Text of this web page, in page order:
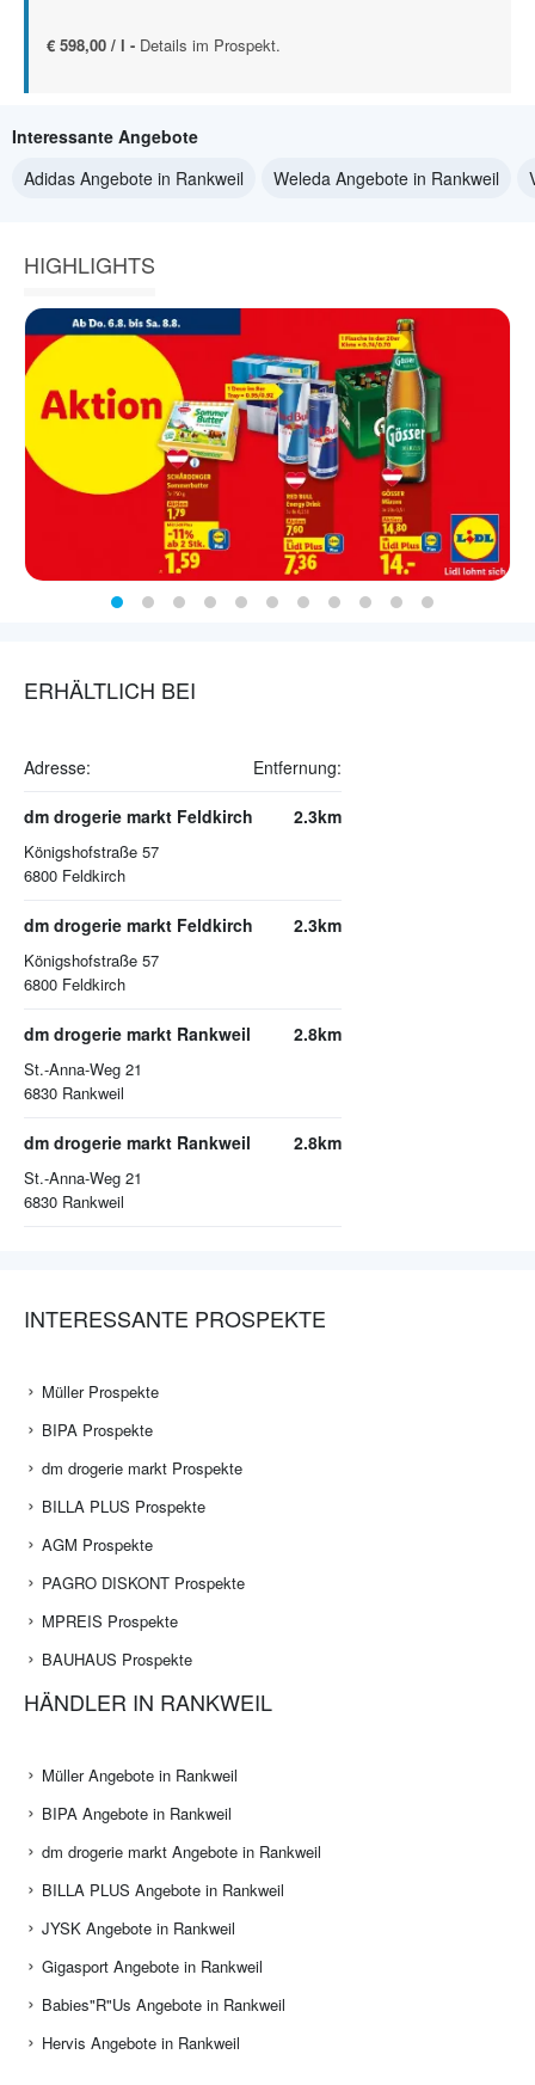
€ 598,00 / l - Details im Prospekt.
Interessante Angebote
Adidas Angebote in Rankweil
Weleda Angebote in Rankweil
HIGHLIGHTS
ERHÄLTLICH BEI
Adresse: Entfernung:
dm drogerie markt Feldkirch
Königshofstraße 57
6800 Feldkirch
2.3km
dm drogerie markt Feldkirch
Königshofstraße 57
6800 Feldkirch
2.3km
dm drogerie markt Rankweil
St.-Anna-Weg 21
6830 Rankweil
2.8km
dm drogerie markt Rankweil
St.-Anna-Weg 21
6830 Rankweil
2.8km
INTERESSANTE PROSPEKTE
Müller Prospekte
BIPA Prospekte
dm drogerie markt Prospekte
BILLA PLUS Prospekte
AGM Prospekte
PAGRO DISKONT Prospekte
MPREIS Prospekte
BAUHAUS Prospekte
HÄNDLER IN RANKWEIL
Müller Angebote in Rankweil
BIPA Angebote in Rankweil
dm drogerie markt Angebote in Rankweil
BILLA PLUS Angebote in Rankweil
JYSK Angebote in Rankweil
Gigasport Angebote in Rankweil
Babies"R"Us Angebote in Rankweil
Hervis Angebote in Rankweil